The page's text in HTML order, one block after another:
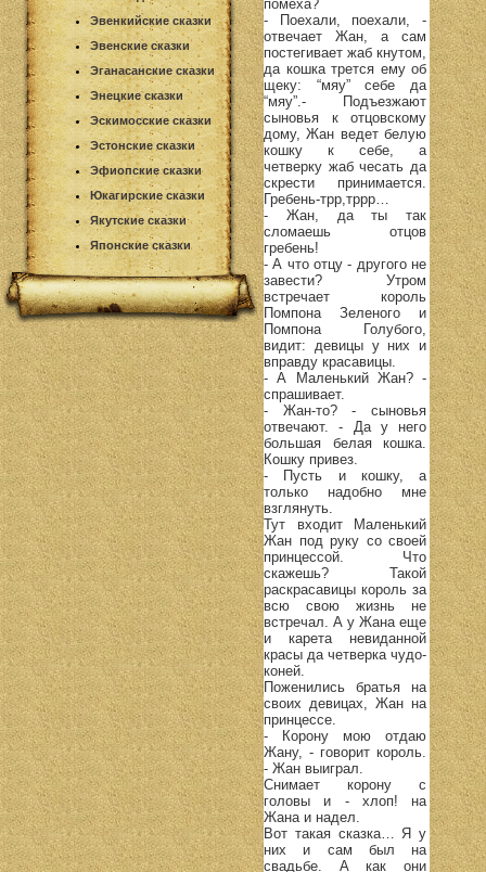
Эвенкийские сказки
Эвенские сказки
Эганасанские сказки
Энецкие сказки
Эскимосские сказки
Эстонские сказки
Эфиопские сказки
Юкагирские сказки
Якутские сказки
Японские сказки
помеха?
- Поехали, поехали, -
отвечает Жан, а сам
постегивает жаб кнутом,
да кошка трется ему об
щеку: “мяу” себе да
“мяу”.- Подъезжают
сыновья к отцовскому
дому, Жан ведет белую
кошку к себе, а
четверку жаб чесать да
скрести принимается.
Гребень-трр,тррр…
- Жан, да ты так
сломаешь отцов
гребень!
- А что отцу - другого не
завести? Утром
встречает король
Помпона Зеленого и
Помпона Голубого,
видит: девицы у них и
вправду красавицы.
- А Маленький Жан? -
спрашивает.
- Жан-то? - сыновья
отвечают. - Да у него
большая белая кошка.
Кошку привез.
- Пусть и кошку, а
только надобно мне
взглянуть.
Тут входит Маленький
Жан под руку со своей
принцессой. Что
скажешь? Такой
раскрасавицы король за
всю свою жизнь не
встречал. А у Жана еще
и карета невиданной
красы да четверка чудо-
коней.
Поженились братья на
своих девицах, Жан на
принцессе.
- Корону мою отдаю
Жану, - говорит король.
- Жан выиграл.
Снимает корону с
головы и - хлоп! на
Жана и надел.
Вот такая сказка… Я у
них и сам был на
свадьбе. А как они